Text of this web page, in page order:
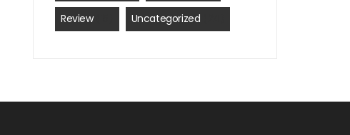
Review(15) Uncategorized